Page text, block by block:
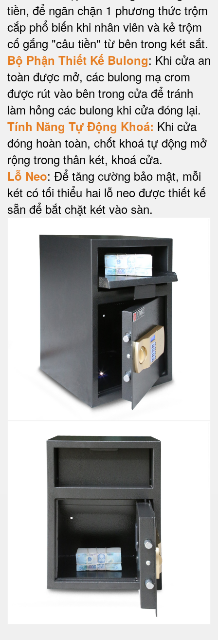
tiền, để ngăn chặn 1 phương thức trộm
cắp phổ biến khi nhân viên và kẻ trộm
cố gắng "câu tiền" từ bên trong két sắt.
Bộ Phận Thiết Kế Bulong: Khi cửa an
toàn được mở, các bulong mạ crom
được rút vào bên trong cửa để tránh
làm hỏng các bulong khi cửa đóng lại.
Tính Năng Tự Động Khoá: Khi cửa
đóng hoàn toàn, chốt khoá tự động mở
rộng trong thân két, khoá cửa.
Lỗ Neo: Để tăng cường bảo mật, mỗi
két có tối thiểu hai lỗ neo được thiết kế
sẵn để bắt chặt két vào sàn.